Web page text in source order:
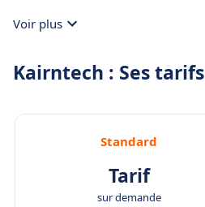
Voir plus
Kairntech : Ses tarifs
Standard
Tarif
sur demande